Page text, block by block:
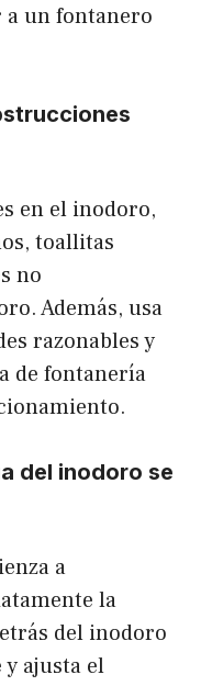
a un fontanero
en el inodoro,
toallitas
no
Además, usa
razonables y
de fontanería
del inodoro se
a
la
del inodoro
y ajusta el